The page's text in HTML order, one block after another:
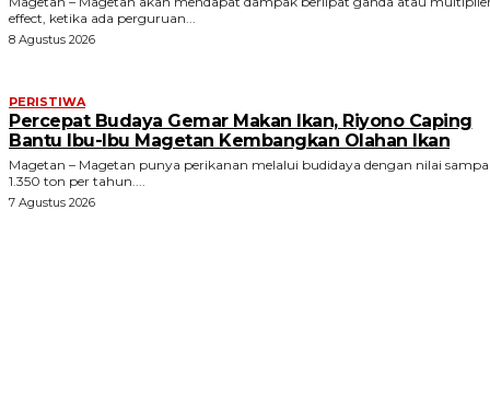
effect, ketika ada perguruan...
8 Agustus 2026
PERISTIWA
Percepat Budaya Gemar Makan Ikan, Riyono Caping
Bantu Ibu-Ibu Magetan Kembangkan Olahan Ikan
Magetan – Magetan punya perikanan melalui budidaya dengan nilai
1.350 ton per tahun....
7 Agustus 2026